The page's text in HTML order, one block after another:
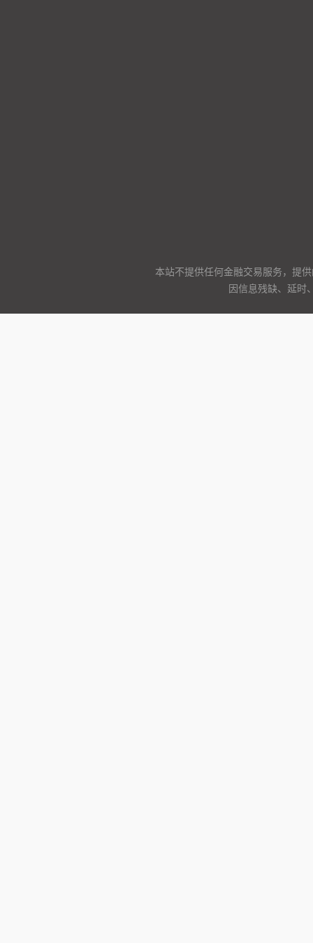
本站不提供任何金融交易服务，提
因信息残缺、延时